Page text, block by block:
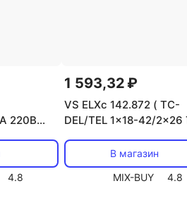
220В
за 1 шт.
4.8
1 593,32 ₽
VS ELXc 142.872 ( TC-
DEL/TEL 1x18-42/2x26
R5) 103x67x31 - ЭПРА
цена за 1 шт.
В магазин
MIX-BUY
4.8